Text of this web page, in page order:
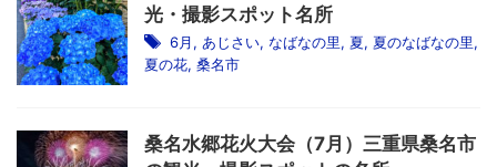
光・撮影スポット名所
6月, あじさい, なばなの里, 夏, 夏のなばなの里,
夏の花, 桑名市
桑名水郷花火大会（7月）三重県桑名市